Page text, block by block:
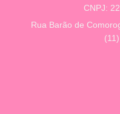
CNPJ:
Rua Barão de